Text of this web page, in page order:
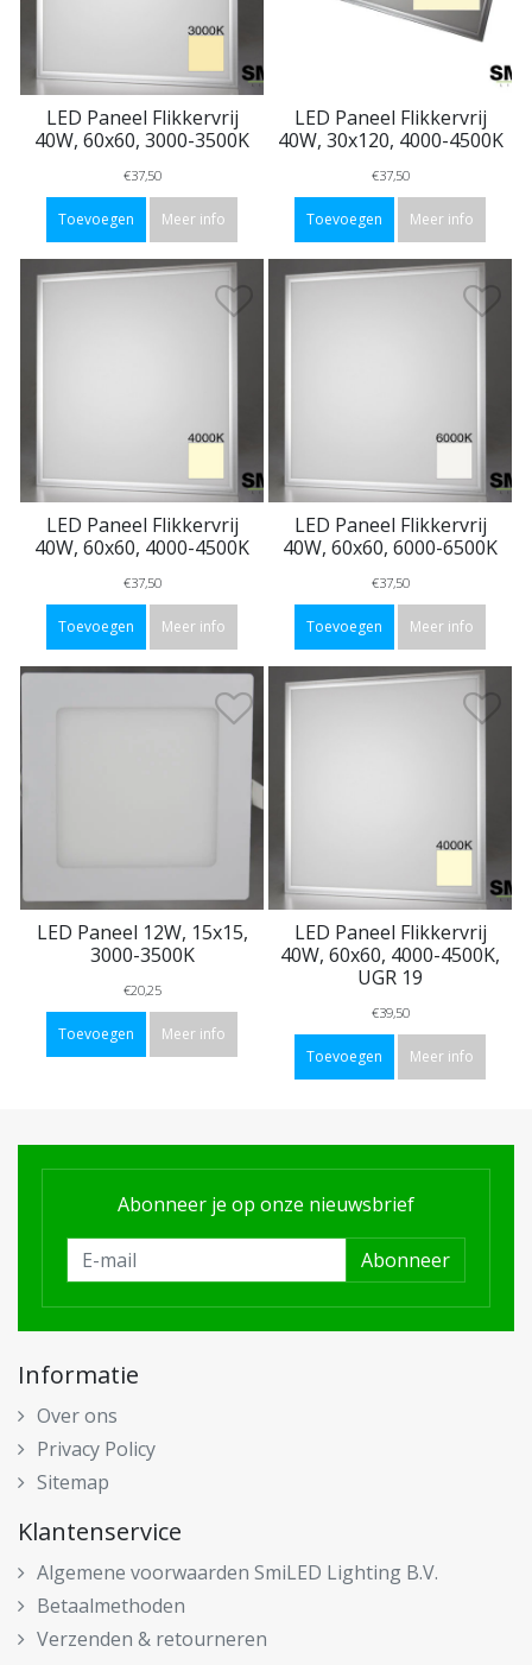
LED Paneel Flikkervrij
40W, 60x60, 3000-3500K
€37,50
Toevoegen Meer info
LED Paneel Flikkervrij
40W, 30x120, 4000-4500K
€37,50
Toevoegen Meer info
LED Paneel Flikkervrij
40W, 60x60, 4000-4500K
€37,50
Toevoegen Meer info
LED Paneel Flikkervrij
40W, 60x60, 6000-6500K
€37,50
Toevoegen Meer info
LED Paneel 12W, 15x15,
3000-3500K
€20,25
Toevoegen Meer info
LED Paneel Flikkervrij
40W, 60x60, 4000-4500K,
UGR 19
€39,50
Toevoegen Meer info
Abonneer je op onze nieuwsbrief
Abonneer
Informatie
Over ons
Privacy Policy
Sitemap
Klantenservice
Algemene voorwaarden SmiLED Lighting B.V.
Betaalmethoden
Verzenden & retourneren